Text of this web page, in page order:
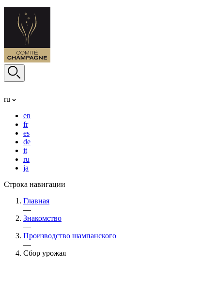
ru
en
fr
es
de
it
ru
ja
Строка навигации
Главная
—
Знакомство
—
Производство шампанского
—
Сбор урожая